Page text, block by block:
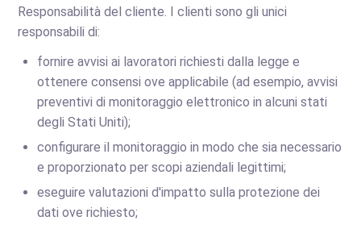
Responsabilità del cliente. I clienti sono gli unici
responsabili di:
fornire avvisi ai lavoratori richiesti dalla legge e
ottenere consensi ove applicabile (ad esempio, avvisi
preventivi di monitoraggio elettronico in alcuni stati
degli Stati Uniti);
configurare il monitoraggio in modo che sia necessario
e proporzionato per scopi aziendali legittimi;
eseguire valutazioni d'impatto sulla protezione dei
dati ove richiesto;